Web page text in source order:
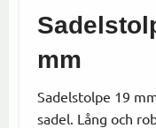
mm
Sadelstolpe 19
sadel. Lång och